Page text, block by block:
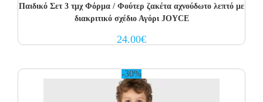
Παιδικό Σετ 3 τμχ Φόρμα / Φούτερ ζακέτα αχνούδωτο λεπτό με
διακριτικό σχέδιο Αγόρι JOYCE
24.00€
-30%